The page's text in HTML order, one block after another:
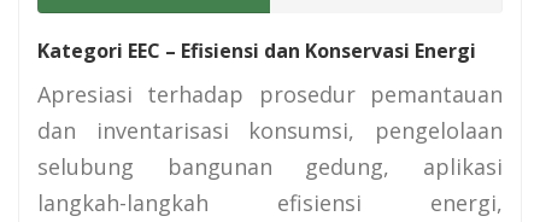
Kategori EEC – Efisiensi dan Konservasi Energi
Apresiasi terhadap prosedur pemantauan
dan inventarisasi konsumsi, pengelolaan
selubung bangunan gedung, aplikasi
langkah-langkah efisiensi energi,